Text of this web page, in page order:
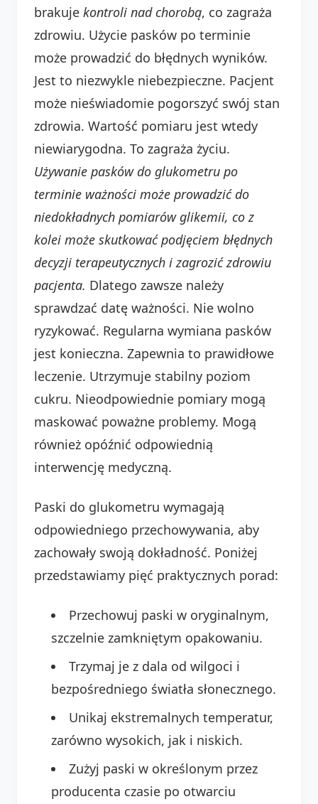
brakuje kontroli nad chorobą, co zagraża
zdrowiu. Użycie pasków po terminie
może prowadzić do błędnych wyników.
Jest to niezwykle niebezpieczne. Pacjent
może nieświadomie pogorszyć swój stan
zdrowia. Wartość pomiaru jest wtedy
niewiarygodna. To zagraża życiu.
Używanie pasków do glukometru po
terminie ważności może prowadzić do
niedokładnych pomiarów glikemii, co z
kolei może skutkować podjęciem błędnych
decyzji terapeutycznych i zagrozić zdrowiu
pacjenta. Dlatego zawsze należy
sprawdzać datę ważności. Nie wolno
ryzykować. Regularna wymiana pasków
jest konieczna. Zapewnia to prawidłowe
leczenie. Utrzymuje stabilny poziom
cukru. Nieodpowiednie pomiary mogą
maskować poważne problemy. Mogą
również opóźnić odpowiednią
interwencję medyczną.
Paski do glukometru wymagają
odpowiedniego przechowywania, aby
zachowały swoją dokładność. Poniżej
przedstawiamy pięć praktycznych porad:
Przechowuj paski w oryginalnym,
szczelnie zamkniętym opakowaniu.
Trzymaj je z dala od wilgoci i
bezpośredniego światła słonecznego.
Unikaj ekstremalnych temperatur,
zarówno wysokich, jak i niskich.
Zużyj paski w określonym przez
producenta czasie po otwarciu